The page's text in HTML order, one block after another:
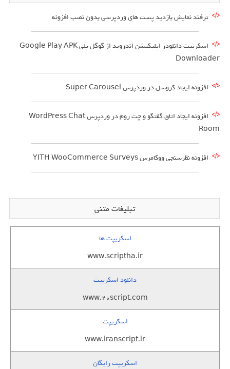
ترفند نمایش بازدید پست های وردپرسی بدون نصب افزونه
اسکریپت دانلودر اپلیکیشن اندروید از گوگل پلی Google Play APK
Downloader
افزونه ایجاد کروسل در وردپرس Super Carousel
افزونه ایجاد اتاق گفتگو و چت روم در وردپرس WordPress Chat
Room
افزونه نظرسنجی ووکامرس YITH WooCommerce Surveys
تبلیغات متنی
اسکریپت ها
www.scriptha.ir
دانلود اسکریپت
www.20script.com
اسکریپت
www.iranscript.ir
اسکریپت رایگان